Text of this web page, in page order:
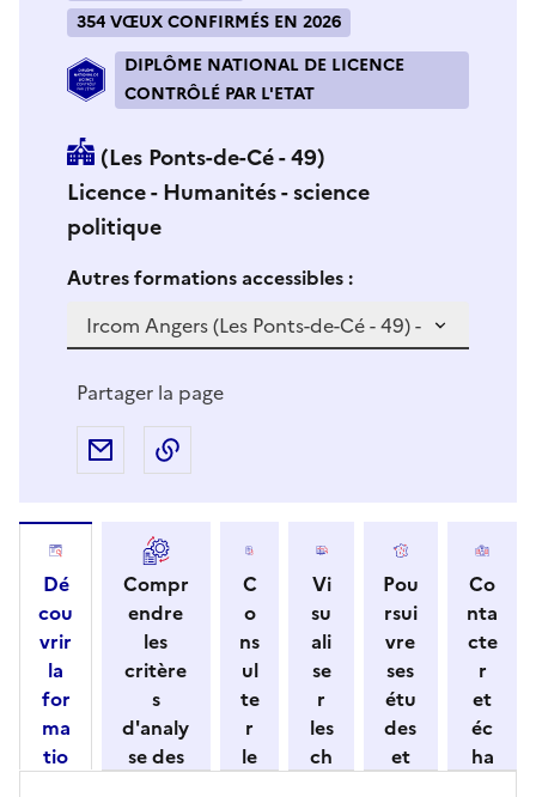
354 VŒUX CONFIRMÉS EN 2026
DIPLÔME NATIONAL DE LICENCE
CONTRÔLÉ PAR L'ETAT
(Les Ponts-de-Cé - 49)
Licence - Humanités - science
politique
Si vous sélectionnez une formation dans la zone
Autres formations accessibles :S
v
z
Partager la page
Partager par e-mail
Dé
cou
vrir
la
for
ma
tio
Compr
endre
les
critère
s
d'analy
se des
C
o
ns
ul
te
r
le
Vi
su
ali
se
r
les
ch
Pou
rsui
vre
ses
étu
des
et
Co
nta
cte
r
et
éc
ha